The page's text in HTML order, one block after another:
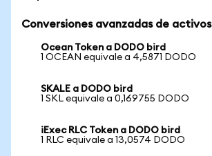
Conversiones avanzadas de activos
Ocean Token a DODO bird
1 OCEAN equivale a 4,5871 DODO
SKALE a DODO bird
1 SKL equivale a 0,169755 DODO
iExec RLC Token a DODO bird
1 RLC equivale a 13,0574 DODO